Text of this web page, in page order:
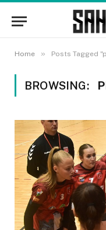
Home » Posts Tagged
BROWSING: